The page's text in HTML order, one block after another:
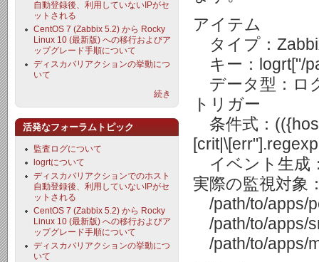
アイテム
タイプ：
キー：logrt["/
データ型：ロ
トリガー
条件式：
イベント生成
実際の監視対象
/path/to/apps/
/path/to/apps/
/path/to/apps/
自動登録後、利用していないIPがセ
ットされる
CentOS 7 (Zabbix 5.2) から Rocky
Linux 10 (最新版) への移行およびア
ップグレード手順について
ディスカバリアクションの挙動につ
いて
続き
活発なフォーラムトピック
監査ログについて
logrtについて
ディスカバリアクションでのホスト
自動登録後、利用していないIPがセ
ットされる
CentOS 7 (Zabbix 5.2) から Rocky
Linux 10 (最新版) への移行およびア
ップグレード手順について
ディスカバリアクションの挙動につ
いて